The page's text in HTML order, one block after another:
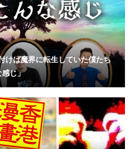
けば魔界に転生していた僕たち
感じ」